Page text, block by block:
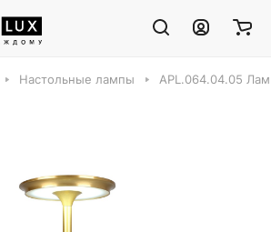
Настольные лампы APL.064.04.05